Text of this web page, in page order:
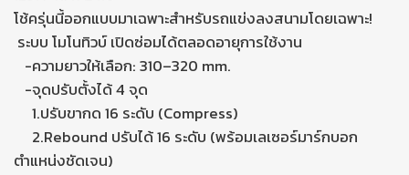
โช้ครุ่นนี้ออกแบบมาเฉพาะสำหรับรถแข่งลงสนามโดยเฉพาะ!
ระบบ โมโนทิวบ์ เปิดซ่อมได้ตลอดอายุการใช้งาน
-ความยาวให้เลือก: 310–320 mm.
-จุดปรับตั้งได้ 4 จุด
1.ปรับขากด 16 ระดับ (Compress)
2.Rebound ปรับได้ 16 ระดับ (พร้อมเลเซอร์มาร์กบอก
ตำแหน่งชัดเจน)